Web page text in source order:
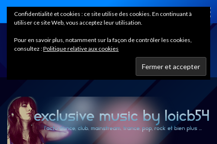
Home
Confidentialité et cookies : ce site utilise des cookies. En continuant à
utiliser ce site Web, vous acceptez leur utilisation.
Pour en savoir plus, notamment sur la façon de contrôler les cookies,
consultez :Politique relative aux cookies